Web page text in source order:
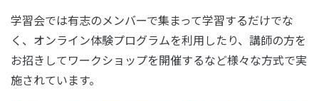
学習会では有志のメンバーで集まって学習するだけでな
く、オンライン体験プログラムを利用したり、講師の方を
お招きしてワークショップを開催するなど様々な方式で実
施されています。